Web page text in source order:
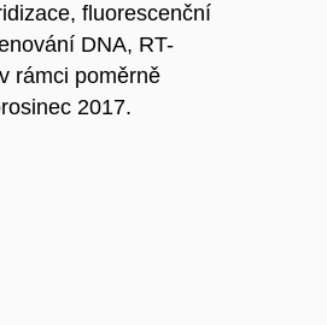
fluorescenční
DNA, RT-
rámci poměrně
2017.